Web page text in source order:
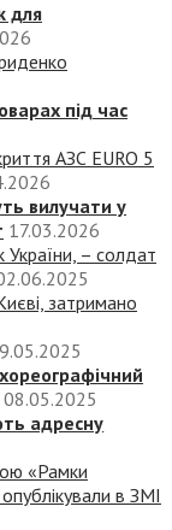
для
під час
АЗС EURO 5
вилучати у
17.03.2026
– солдат
затримано
08.05.2025
адресну
«‎Рамки
в ЗМІ